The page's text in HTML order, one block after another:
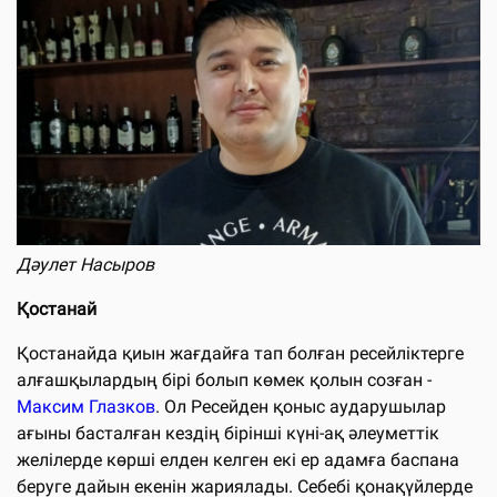
Дәулет Насыров
Қостанай
Қостанайда қиын жағдайға тап болған ресейліктерге
алғашқылардың бірі болып көмек қолын созған -
Максим Глазков. Ол Ресейден қоныс аударушылар
ағыны басталған кездің бірінші күні-ақ әлеуметтік
желілерде көрші елден келген екі ер адамға баспана
беруге дайын екенін жариялады. Себебі қонақүйлерде